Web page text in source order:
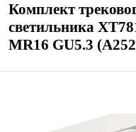
Комплект
светильника
MR16 GU5.3